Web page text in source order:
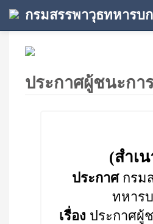
กรมสรรพาวุธทหารบก
ประกาศผู้ชนะกา
(สำเ
ประกาศกรม
ทหาร
เรื่อง ประกาศผู้